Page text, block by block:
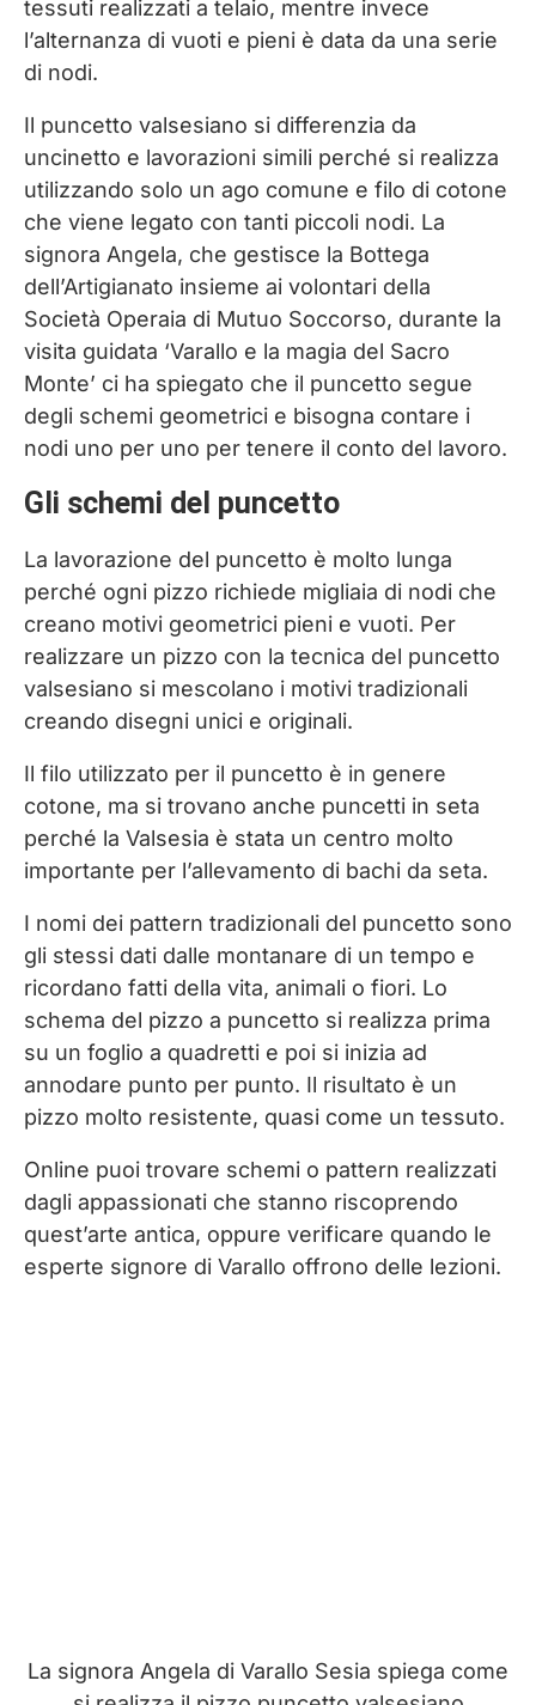
tessuti realizzati a telaio, mentre invece
l’alternanza di vuoti e pieni è data da una serie
di nodi.
Il puncetto valsesiano si differenzia da
uncinetto e lavorazioni simili perché si realizza
utilizzando solo un ago comune e filo di cotone
che viene legato con tanti piccoli nodi. La
signora Angela, che gestisce la Bottega
dell’Artigianato insieme ai volontari della
Società Operaia di Mutuo Soccorso, durante la
visita guidata ‘Varallo e la magia del Sacro
Monte’ ci ha spiegato che il puncetto segue
degli schemi geometrici e bisogna contare i
nodi uno per uno per tenere il conto del lavoro.
Gli schemi del puncetto
La lavorazione del puncetto è molto lunga
perché ogni pizzo richiede migliaia di nodi che
creano motivi geometrici pieni e vuoti. Per
realizzare un pizzo con la tecnica del puncetto
valsesiano si mescolano i motivi tradizionali
creando disegni unici e originali.
Il filo utilizzato per il puncetto è in genere
cotone, ma si trovano anche puncetti in seta
perché la Valsesia è stata un centro molto
importante per l’allevamento di bachi da seta.
I nomi dei pattern tradizionali del puncetto sono
gli stessi dati dalle montanare di un tempo e
ricordano fatti della vita, animali o fiori. Lo
schema del pizzo a puncetto si realizza prima
su un foglio a quadretti e poi si inizia ad
annodare punto per punto. Il risultato è un
pizzo molto resistente, quasi come un tessuto.
Online puoi trovare schemi o pattern realizzati
dagli appassionati che stanno riscoprendo
quest’arte antica, oppure verificare quando le
esperte signore di Varallo offrono delle lezioni.
La signora Angela di Varallo Sesia spiega come